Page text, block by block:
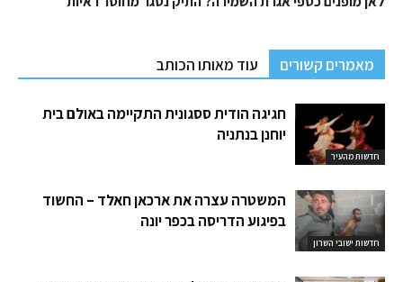
מאמרים קשורים עוד מאותו הכותב
חדשות מהעיר
חגיגה הודית ססגונית התקיימה באולם בית
יוחנן בנתניה
חדשות ישובי השרון
המשטרה עצרה את ארכאן חאלד – החשוד
בפיגוע הדריסה בכפר יונה